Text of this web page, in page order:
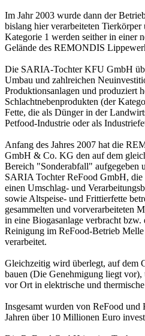
Im Jahr 2003 wurde dann der
bislang hier verarbeiteten
Kategorie 1 werden seither in einer
Gelände des REMONDIS
Die SARIA-Tochter KFU GmbH
Umbau und zahlreichen
Produktionsanlagen und produziert
Schlachtnebenprodukten (der
Fette, die als Dünger in der
Petfood-Industrie oder als
Anfang des Jahres 2007 hat die
GmbH & Co. KG den auf dem
Bereich "Sonderabfall" aufgegeben
SARIA Tochter ReFood GmbH, die
einen Umschlag- und
sowie Altspeise- und Frittierfette
gesammelten und vorverarbeiteten
in eine Biogasanlage verbracht
Reinigung im ReFood-Betrieb
verarbeitet.
Gleichzeitig wird überlegt, auf dem
bauen (Die Genehmigung liegt
vor Ort in elektrische und
Insgesamt wurden von ReFood und
Jahren über 10 Millionen Euro